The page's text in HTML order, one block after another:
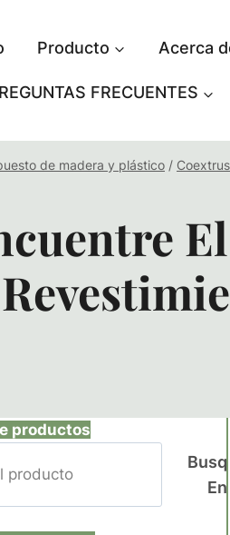
Producto Acerca
FRECUENTES
de madera y plástico /
productos
En